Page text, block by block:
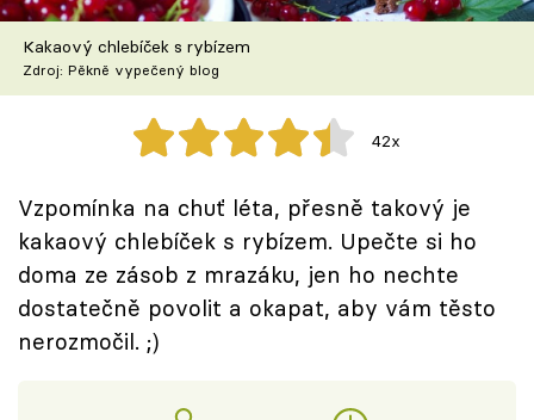
Škola vaření
Recepty z TV
Speciál: Cuketa
Těhotnej kuchař
Sledujte prima+
Přihlášení
Kakaový chlebíček s rybízem
Zdroj: Pěkně vypečený blog
42x
Vzpomínka na chuť léta, přesně takový je
kakaový chlebíček s rybízem. Upečte si ho
doma ze zásob z mrazáku, jen ho nechte
dostatečně povolit a okapat, aby vám těsto
nerozmočil. ;)